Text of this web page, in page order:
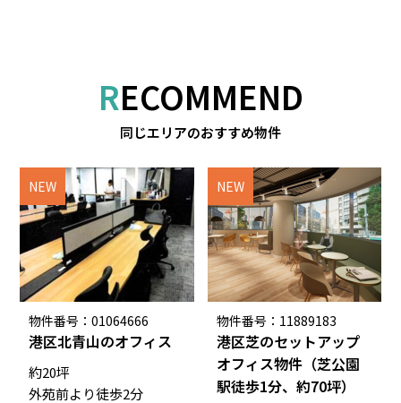
RECOMMEND
同じエリアのおすすめ物件
NEW
物件番号：01064666
港区北青山のオフィス
約20坪
外苑前より徒歩2分
NEW
物件番号：11889183
港区芝のセットアップ
オフィス物件（芝公園
駅徒歩1分、約70坪）